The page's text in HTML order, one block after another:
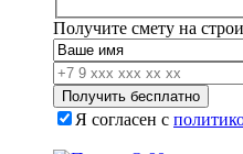
Получите смету на
Я согласен с